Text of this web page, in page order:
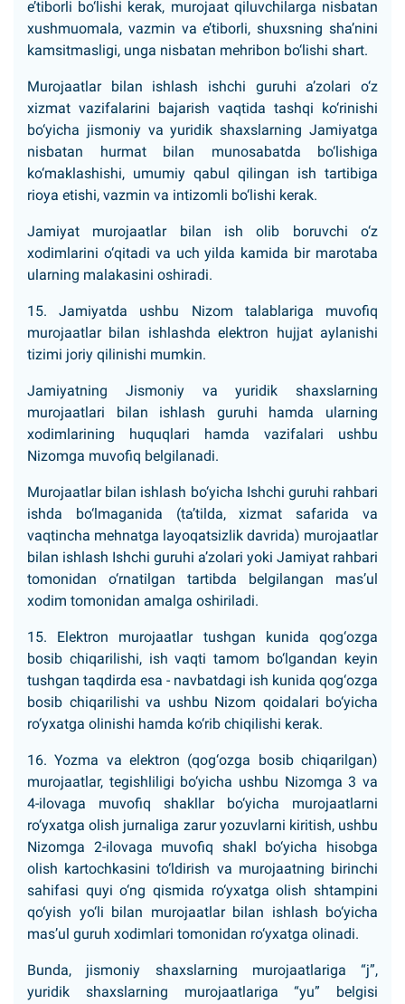
e’tiborli bo‘lishi kerak, murojaat qiluvchilarga nisbatan
xushmuomala, vazmin va e’tiborli, shuxsning sha’nini
kamsitmasligi, unga nisbatan mehribon bo‘lishi shart.
Murojaatlar bilan ishlash ishchi guruhi a’zolari o‘z
xizmat vazifalarini bajarish vaqtida tashqi ko‘rinishi
bo‘yicha jismoniy va yuridik shaxslarning Jamiyatga
nisbatan hurmat bilan munosabatda bo‘lishiga
ko‘maklashishi, umumiy qabul qilingan ish tartibiga
rioya etishi, vazmin va intizomli bo‘lishi kerak.
Jamiyat murojaatlar bilan ish olib boruvchi o‘z
xodimlarini o‘qitadi va uch yilda kamida bir marotaba
ularning malakasini oshiradi.
15. Jamiyatda ushbu Nizom talablariga muvofiq
murojaatlar bilan ishlashda elektron hujjat aylanishi
tizimi joriy qilinishi mumkin.
Jamiyatning Jismoniy va yuridik shaxslarning
murojaatlari bilan ishlash guruhi hamda ularning
xodimlarining huquqlari hamda vazifalari ushbu
Nizomga muvofiq belgilanadi.
Murojaatlar bilan ishlash bo‘yicha Ishchi guruhi rahbari
ishda bo‘lmaganida (ta’tilda, xizmat safarida va
vaqtincha mehnatga layoqatsizlik davrida) murojaatlar
bilan ishlash Ishchi guruhi a’zolari yoki Jamiyat rahbari
tomonidan o‘rnatilgan tartibda belgilangan mas’ul
xodim tomonidan amalga oshiriladi.
15. Elektron murojaatlar tushgan kunida qog‘ozga
bosib chiqarilishi, ish vaqti tamom bo‘lgandan keyin
tushgan taqdirda esa - navbatdagi ish kunida qog‘ozga
bosib chiqarilishi va ushbu Nizom qoidalari bo‘yicha
ro‘yxatga olinishi hamda ko‘rib chiqilishi kerak.
16. Yozma va elektron (qog‘ozga bosib chiqarilgan)
murojaatlar, tegishliligi bo‘yicha ushbu Nizomga 3 va
4-ilovaga muvofiq shakllar bo‘yicha murojaatlarni
ro‘yxatga olish jurnaliga zarur yozuvlarni kiritish, ushbu
Nizomga 2-ilovaga muvofiq shakl bo‘yicha hisobga
olish kartochkasini to‘ldirish va murojaatning birinchi
sahifasi quyi o‘ng qismida ro‘yxatga olish shtampini
qo‘yish yo‘li bilan murojaatlar bilan ishlash bo‘yicha
mas’ul guruh xodimlari tomonidan ro‘yxatga olinadi.
Bunda, jismoniy shaxslarning murojaatlariga “j”,
yuridik shaxslarning murojaatlariga “yu” belgisi